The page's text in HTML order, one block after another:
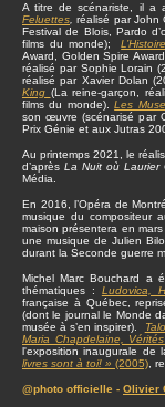
A titre de scénariste, il a
Feluettes réalisé par John
Festival de Blois, Pardo
films du monde);
Award, Golden Spire
réalisé par Sophie Lorain
réalisé par Xavier Dolan
King (La reine-garçon,
films du monde).Les
son œuvre (scénarisé par
Prix Génie et aux Jutras
Au printemps 2021, le
d’après La Nuit où Laurier
Média.
En 2016, l’Opéra de
musique du compositeur
maison présentera en
une musique de Julien
durant la Seconde guerre
Michel Marc Bouchard a
thématiques : Ludovica,
française à Québec,
(dont le journal le Monde
musée à s’en inspirer).
Maria Chapdelaine,
l'exposition inaugurale de
livres sont à toi! » (2005) ,
@photo officielle - Olivier